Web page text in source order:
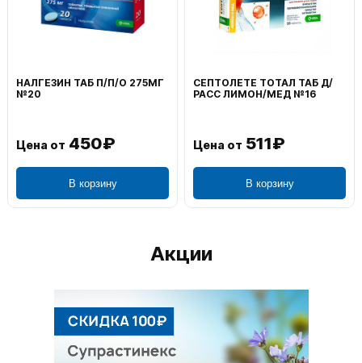
НАЛГЕЗИН ТАБ П/П/О 275МГ
№20
Цена от 450₽
В корзину
СЕПТОЛЕТЕ ТОТАЛ ТАБ Д/
РАСС ЛИМОН/МЕД №16
Цена от 511₽
В корзину
Акции